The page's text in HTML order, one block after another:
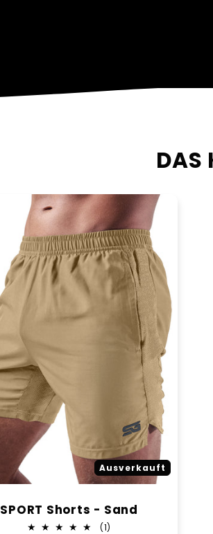
DAS
Ausverkauft
SPORT Shorts - Sand
(1)